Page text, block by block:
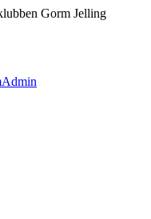
Gorm Jelling